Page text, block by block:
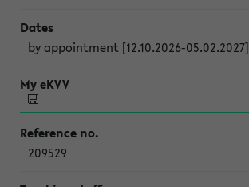
by appointment [12.10.2026-05.02.2027]
209529